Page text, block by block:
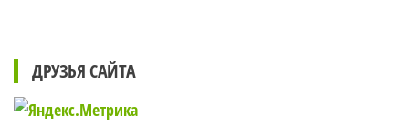
ДРУЗЬЯ САЙТА